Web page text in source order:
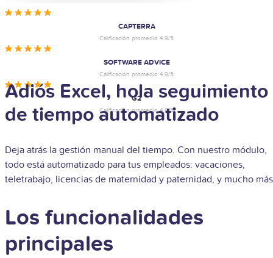
CAPTERRA
Calificación promedio 4.9/5
SOFTWARE ADVICE
Calificación promedio 4.9/5
G2
Calificación promedio 4.9/5
Adiós Excel, hola seguimiento
de tiempo automatizado
Deja atrás la gestión manual del tiempo. Con nuestro módulo,
todo está automatizado para tus empleados: vacaciones,
teletrabajo, licencias de maternidad y paternidad, y mucho
Los funcionalidades
principales